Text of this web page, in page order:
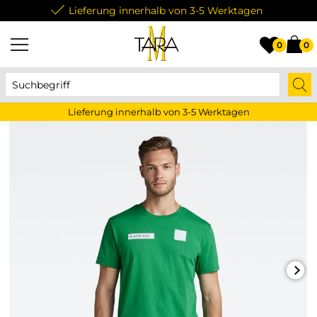
Lieferung innerhalb von 3-5 Werktagen
0 0
Lieferung innerhalb von 3-5 Werktagen